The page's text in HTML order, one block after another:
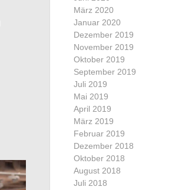
März 2020
Januar 2020
Dezember 2019
November 2019
Oktober 2019
September 2019
Juli 2019
Mai 2019
April 2019
März 2019
Februar 2019
Dezember 2018
Oktober 2018
August 2018
Juli 2018